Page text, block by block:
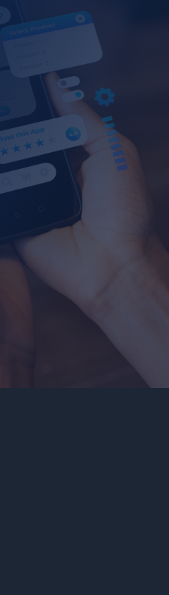
(SOP)
(with Content Analysis)